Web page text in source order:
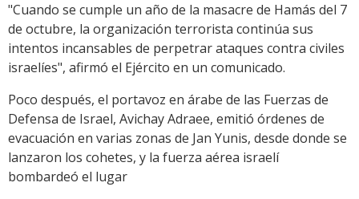
"Cuando se cumple un año de la masacre de Hamás del 7
de octubre, la organización terrorista continúa sus
intentos incansables de perpetrar ataques contra civiles
israelíes", afirmó el Ejército en un comunicado.
Poco después, el portavoz en árabe de las Fuerzas de
Defensa de Israel, Avichay Adraee, emitió órdenes de
evacuación en varias zonas de Jan Yunis, desde donde se
lanzaron los cohetes, y la fuerza aérea israelí
bombardeó el lugar